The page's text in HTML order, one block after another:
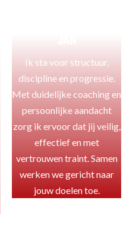
Ik sta voor structuur,
discipline en progressie.
Met duidelijke coaching en
persoonlijke aandacht
zorg ik ervoor dat jij veilig,
effectief en met
vertrouwen traint. Samen
werken we gericht naar
jouw doelen toe.